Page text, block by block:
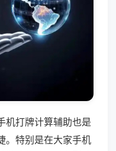
机打牌计算辅助也是
。特别是在大家手机